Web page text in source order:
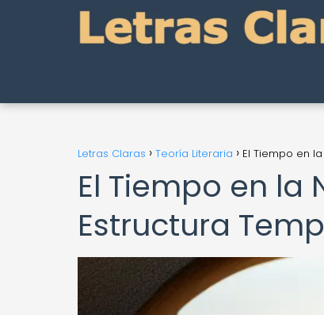
Letras Claras Teoría Literaria El Tiempo en
El Tiempo en la
Estructura